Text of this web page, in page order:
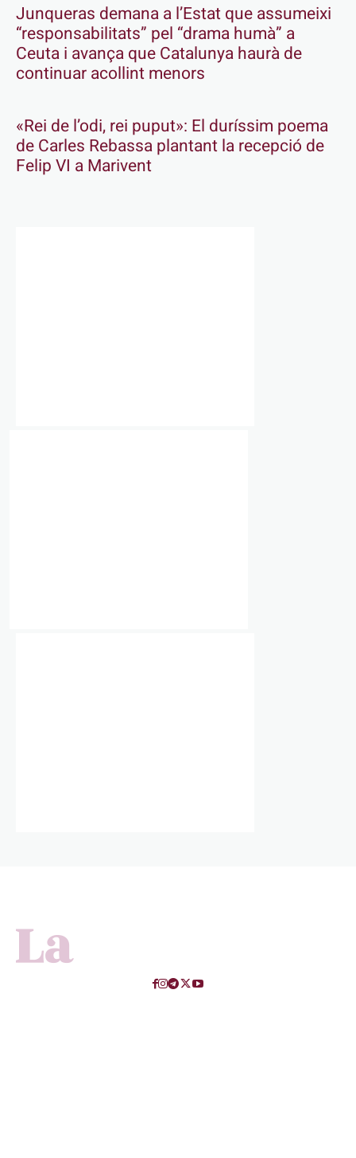
Junqueras demana a l’Estat que assumeixi
“responsabilitats” pel “drama humà” a
Ceuta i avança que Catalunya haurà de
continuar acollint menors
«Rei de l’odi, rei puput»: El duríssim poema
de Carles Rebassa plantant la recepció de
Felip VI a Marivent